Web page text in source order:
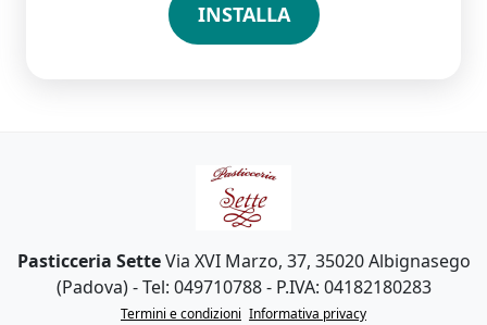
INSTALLA
Pasticceria Sette Via XVI Marzo, 37, 35020 Albignasego
(Padova) - Tel: 049710788 - P.IVA: 04182180283
Termini e condizioni Informativa privacy